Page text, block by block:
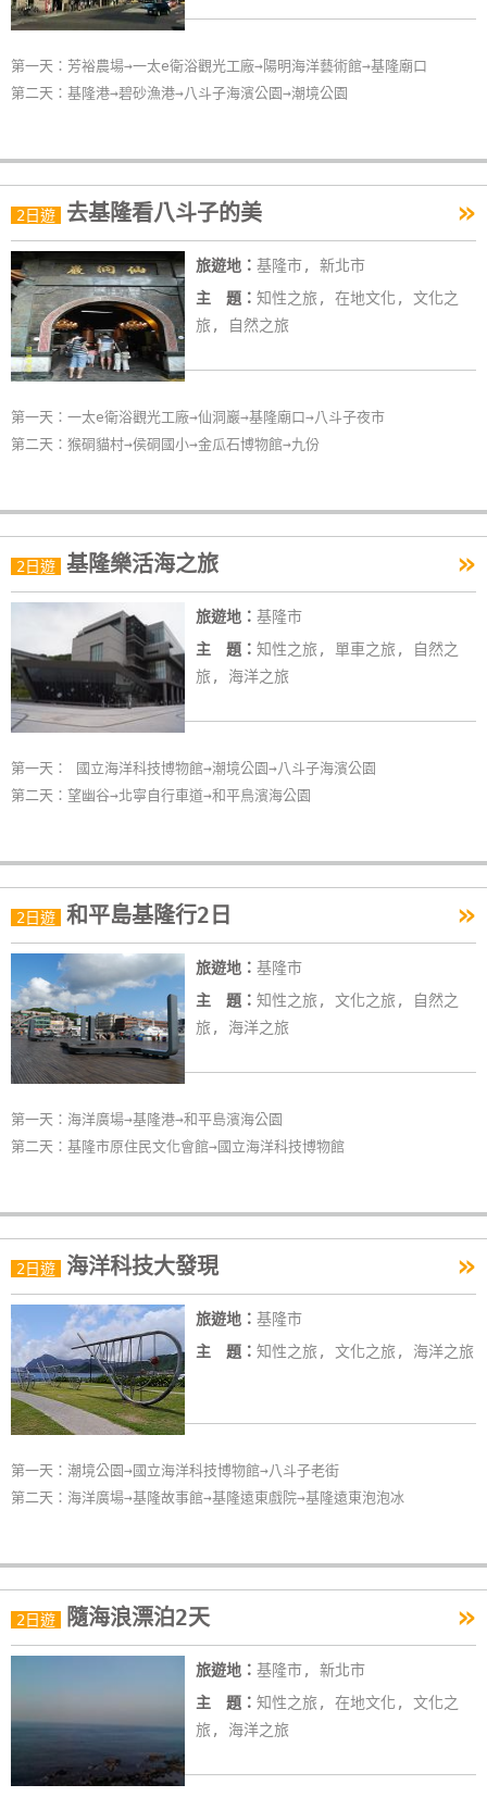
第一天：芳裕農場→一太e衛浴觀光工廠→陽明海洋藝術館→基隆廟口
第二天：基隆港→碧砂漁港→八斗子海濱公園→潮境公園
2日遊 去基隆看八斗子的美 »
旅遊地： 基隆市, 新北市
主 題： 知性之旅, 在地文化, 文化之
旅, 自然之旅
第一天：一太e衛浴觀光工廠→仙洞巖→基隆廟口→八斗子夜市
第二天：猴硐貓村→侯硐國小→金瓜石博物館→九份
2日遊 基隆樂活海之旅 »
旅遊地： 基隆市
主 題： 知性之旅, 單車之旅, 自然之
旅, 海洋之旅
第一天： 國立海洋科技博物館→潮境公園→八斗子海濱公園
第二天：望幽谷→北寧自行車道→和平鳥濱海公園
2日遊 和平島基隆行2日 »
旅遊地： 基隆市
主 題： 知性之旅, 文化之旅, 自然之
旅, 海洋之旅
第一天：海洋廣場→基隆港→和平島濱海公園
第二天：基隆市原住民文化會館→國立海洋科技博物館
2日遊 海洋科技大發現 »
旅遊地： 基隆市
主 題： 知性之旅, 文化之旅, 海洋之旅
第一天：潮境公園→國立海洋科技博物館→八斗子老街
第二天：海洋廣場→基隆故事館→基隆遠東戲院→基隆遠東泡泡冰
2日遊 隨海浪漂泊2天 »
旅遊地： 基隆市, 新北市
主 題： 知性之旅, 在地文化, 文化之
旅, 海洋之旅